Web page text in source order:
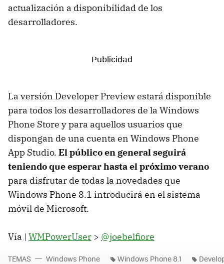
actualización a disponibilidad de los
desarrolladores.
La versión Developer Preview estará disponible
para todos los desarrolladores de la Windows
Phone Store y para aquellos usuarios que
dispongan de una cuenta en Windows Phone
App Studio. El público en general seguirá
teniendo que esperar hasta el próximo verano
para disfrutar de todas la novedades que
Windows Phone 8.1 introducirá en el sistema
móvil de Microsoft.
Vía | WMPowerUser > @joebelfiore
TEMAS Windows Phone Windows Phone 8.1